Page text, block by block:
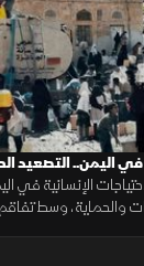
اليمن.. التصعيد
وسط تفاقم